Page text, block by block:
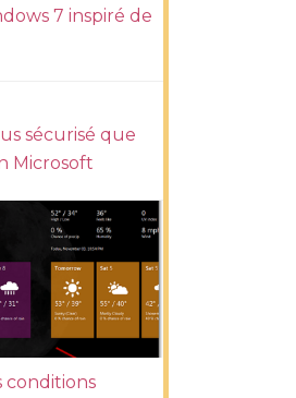
7 inspiré de
sécurisé que
Microsoft
conditions